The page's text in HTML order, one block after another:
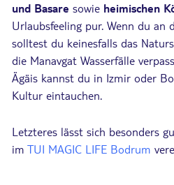
und Basare sowie heimischen
Urlaubsfeeling pur. Wenn du an
solltest du keinesfalls das
die Manavgat Wasserfälle
Ägäis kannst du in Izmir oder
Kultur eintauchen.
Letzteres lässt sich besonders
im TUI MAGIC LIFE Bodrum